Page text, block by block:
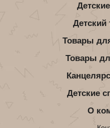
Детский
Товары
Товары
Детские
О